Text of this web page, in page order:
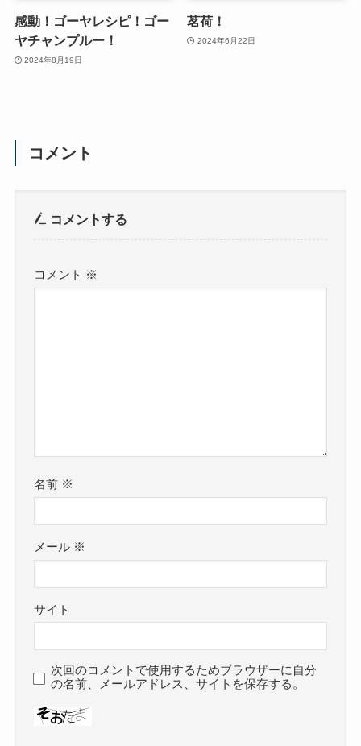
感動！ゴーヤレシピ！ゴー
ヤチャンプルー！
2024年8月19日
茗荷！
2024年6月22日
コメント
コメントする
コメント ※
名前 ※
メール ※
サイト
次回のコメントで使用するためブラウザーに自分
の名前、メールアドレス、サイトを保存する。